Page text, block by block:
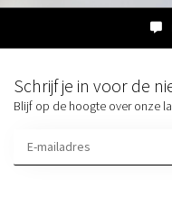
Schrijf je in voor de
Blijf op de hoogte over onze